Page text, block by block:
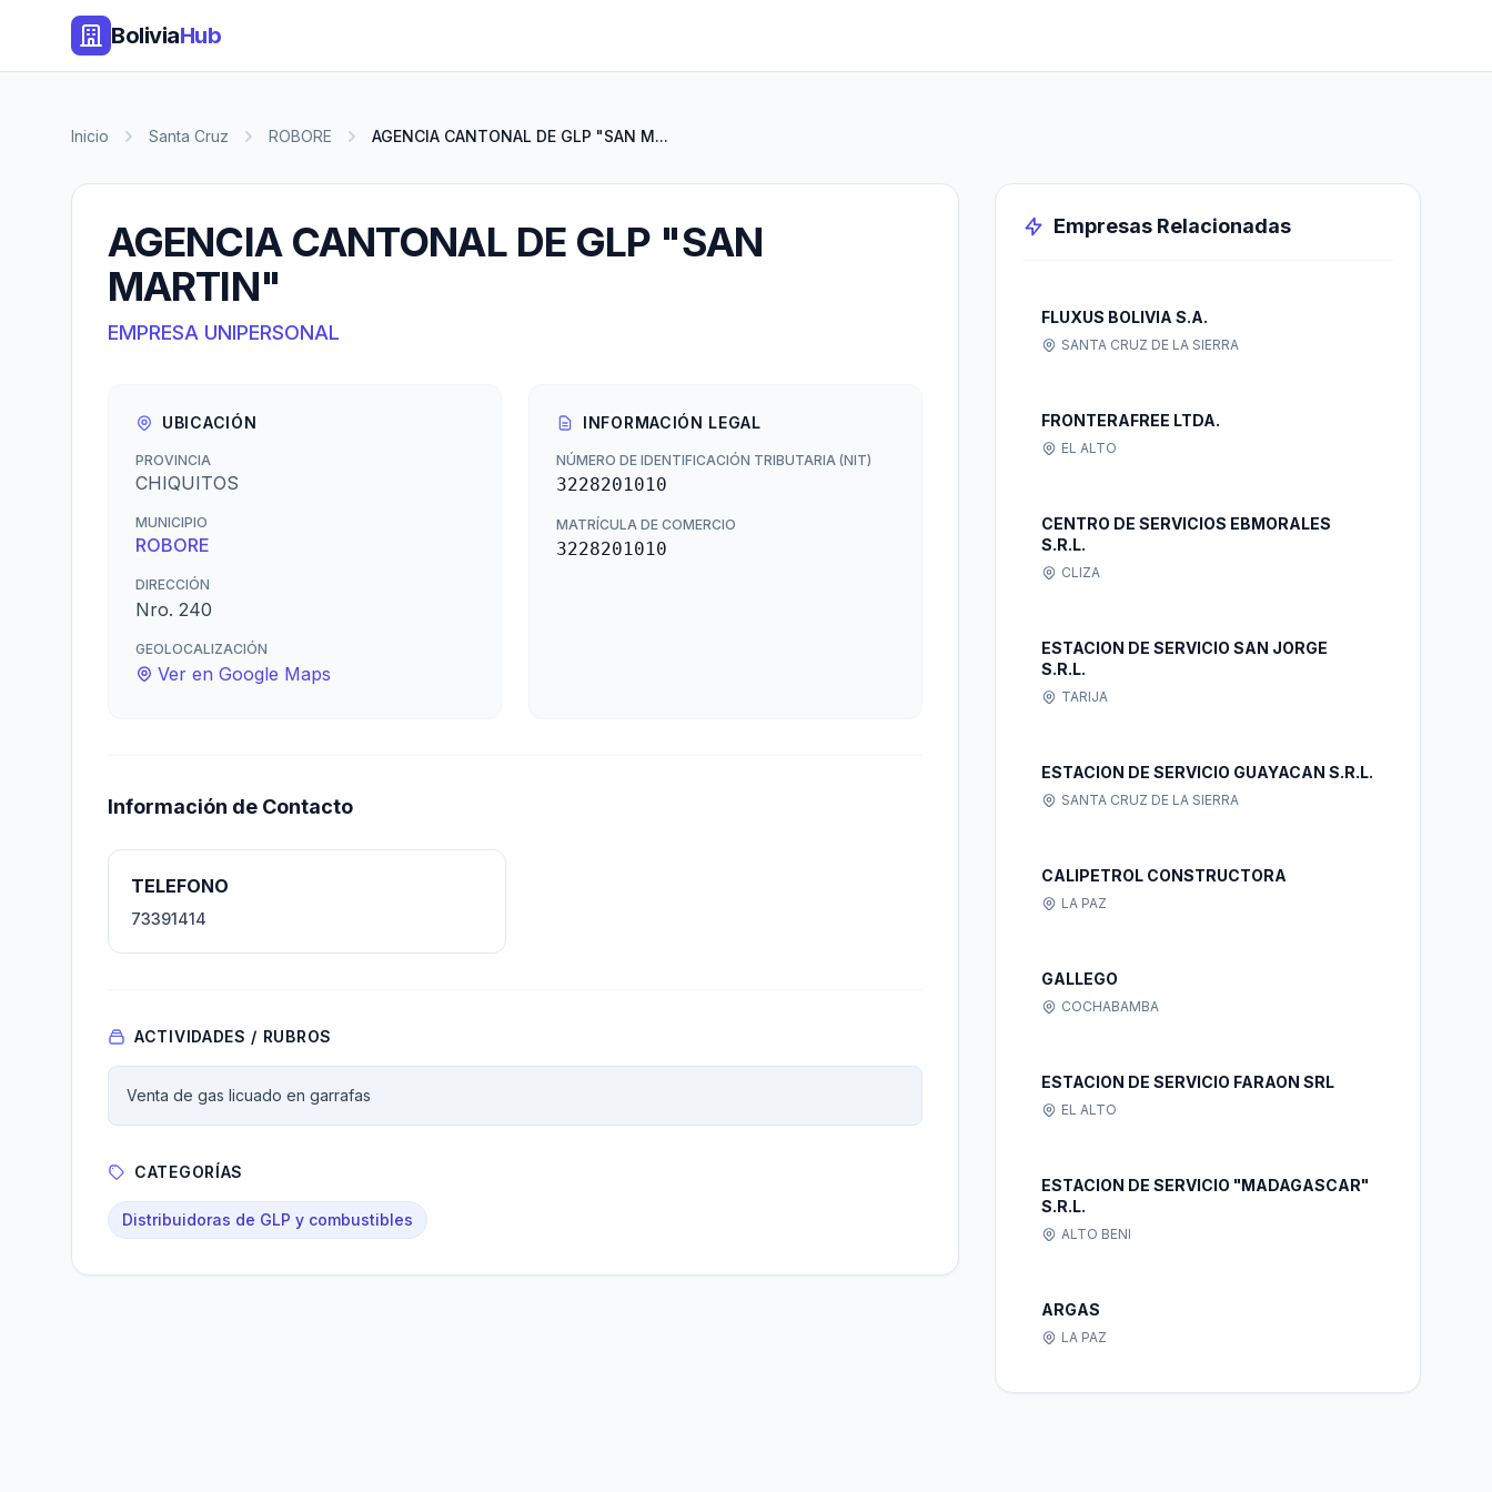
BoliviaHub
Inicio Santa Cruz ROBORE AGENCIA CANTONAL DE GLP "SAN M...
AGENCIA CANTONAL DE GLP "SAN
MARTIN"
EMPRESA UNIPERSONAL
UBICACIÓN
PROVINCIA
CHIQUITOS
MUNICIPIO
ROBORE
DIRECCIÓN
Nro. 240
GEOLOCALIZACIÓN
Ver en Google Maps
INFORMACIÓN LEGAL
NÚMERO DE IDENTIFICACIÓN TRIBUTARIA (NIT)
3228201010
MATRÍCULA DE COMERCIO
3228201010
Información de Contacto
TELEFONO
73391414
ACTIVIDADES / RUBROS
Venta de gas licuado en garrafas
CATEGORÍAS
Distribuidoras de GLP y combustibles
Empresas Relacionadas
FLUXUS BOLIVIA S.A.
SANTA CRUZ DE LA SIERRA
FRONTERAFREE LTDA.
EL ALTO
CENTRO DE SERVICIOS EBMORALES
S.R.L.
CLIZA
ESTACION DE SERVICIO SAN JORGE
S.R.L.
TARIJA
ESTACION DE SERVICIO GUAYACAN S.R.L.
SANTA CRUZ DE LA SIERRA
CALIPETROL CONSTRUCTORA
LA PAZ
GALLEGO
COCHABAMBA
ESTACION DE SERVICIO FARAON SRL
EL ALTO
ESTACION DE SERVICIO "MADAGASCAR"
S.R.L.
ALTO BENI
ARGAS
LA PAZ